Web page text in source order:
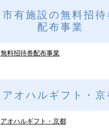
市有施設の無料招待
配布事業
無料招待券配布事業
アオハルギフト・京
アオハルギフト・京都